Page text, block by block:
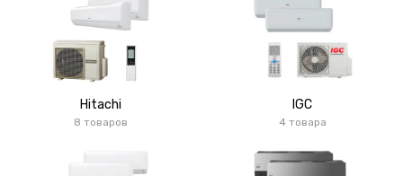
Hitachi
8 товаров
IGC
4 товара